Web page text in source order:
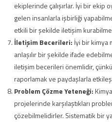
ekiplerinde çalışırlar. İyi bir ekip
gelen insanlarla işbirliği
etkili bir şekilde iletişim
İletişim Becerileri: İyi bir kimya
anlaşılır bir şekilde ifade
iletişim becerileri önemlidir,
raporlamak ve paydaşlarla
Problem Çözme Yeteneği:
projelerinde karşılaştıkları
çözebilmelidirler. Sistematik bir